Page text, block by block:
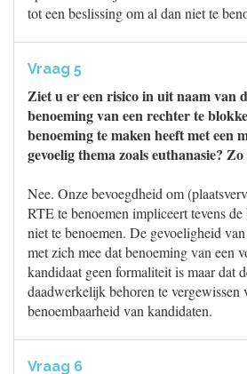
tot een beslissing om al dan niet te
Vraag 5
Ziet u er een risico in uit naam van
benoeming van een rechter te
benoeming te maken heeft met een
gevoelig thema zoals euthanasie?
Nee. Onze bevoegdheid om
RTE te benoemen impliceert tevens
niet te benoemen. De gevoeligheid
met zich mee dat benoeming van een
kandidaat geen formaliteit is maar dat
daadwerkelijk behoren te vergewissen
benoembaarheid van kandidaten.
Vraag 6